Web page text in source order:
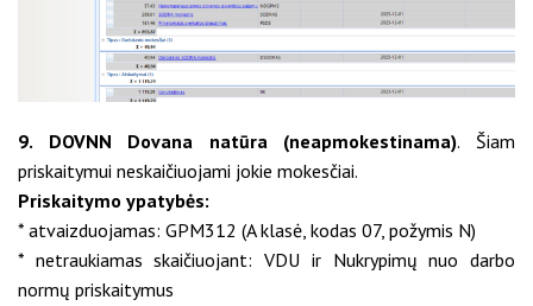
9. DOVNN Dovana natūra (neapmokestinama). Šiam
priskaitymui neskaičiuojami jokie mokesčiai.
Priskaitymo ypatybės:
* atvaizduojamas: GPM312 (A klasė, kodas 07, požymis N)
* netraukiamas skaičiuojant: VDU ir Nukrypimų nuo darbo
normų priskaitymus